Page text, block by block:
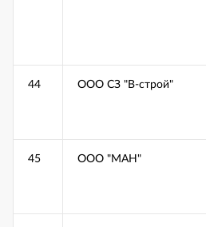
44 ООО СЗ "В-строй"
45 ООО "МАН"